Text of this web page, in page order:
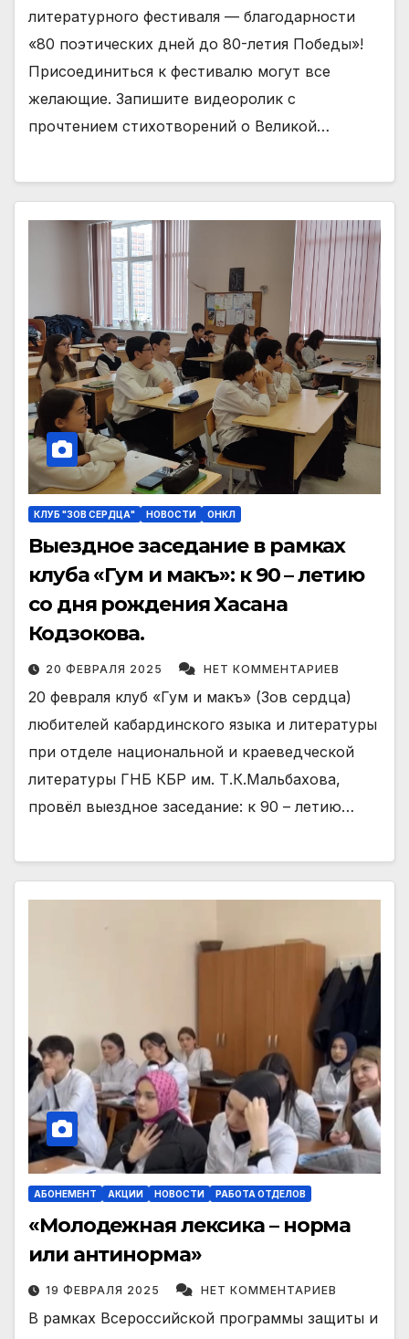
литературного фестиваля — благодарности
«80 поэтических дней до 80-летия Победы»!
Присоединиться к фестивалю могут все
желающие. Запишите видеоролик с
прочтением стихотворений о Великой…
КЛУБ "ЗОВ СЕРДЦА" НОВОСТИ ОНКЛ
Выездное заседание в рамках
клуба «Гум и макъ»: к 90 – летию
со дня рождения Хасана
Кодзокова.
20 ФЕВРАЛЯ 2025 НЕТ КОММЕНТАРИЕВ
20 февраля клуб «Гум и макъ» (Зов сердца)
любителей кабардинского языка и литературы
при отделе национальной и краеведческой
литературы ГНБ КБР им. Т.К.Мальбахова,
провёл выездное заседание: к 90 – летию…
АБОНЕМЕНТ АКЦИИ НОВОСТИ РАБОТА ОТДЕЛОВ
«Молодежная лексика – норма
или антинорма»
19 ФЕВРАЛЯ 2025 НЕТ КОММЕНТАРИЕВ
В рамках Всероссийской программы защиты и